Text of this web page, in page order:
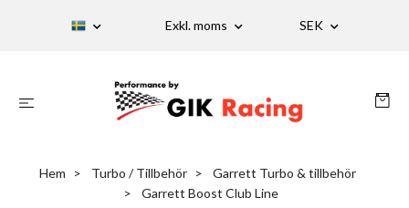
Exkl. moms SEK
Hem Turbo / Tillbehör
Garrett Turbo & tillbehör
Garrett Boost Club Line